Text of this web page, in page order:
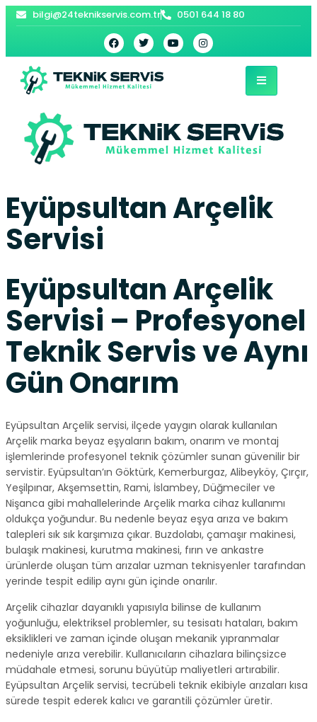
bilgi@24teknikservis.com.tr 0501 644 18 80
Eyüpsultan Arçelik
Servisi
Eyüpsultan Arçelik
Servisi – Profesyonel
Teknik Servis ve Aynı
Gün Onarım
Eyüpsultan Arçelik servisi, ilçede yaygın olarak kullanılan
Arçelik marka beyaz eşyaların bakım, onarım ve montaj
işlemlerinde profesyonel teknik çözümler sunan güvenilir bir
servistir. Eyüpsultan’ın Göktürk, Kemerburgaz, Alibeyköy, Çırçır,
Yeşilpınar, Akşemsettin, Rami, İslambey, Düğmeciler ve
Nişanca gibi mahallelerinde Arçelik marka cihaz kullanımı
oldukça yoğundur. Bu nedenle beyaz eşya arıza ve bakım
talepleri sık sık karşımıza çıkar. Buzdolabı, çamaşır makinesi,
bulaşık makinesi, kurutma makinesi, fırın ve ankastre
ürünlerde oluşan tüm arızalar uzman teknisyenler tarafından
yerinde tespit edilip aynı gün içinde onarılır.
Arçelik cihazlar dayanıklı yapısıyla bilinse de kullanım
yoğunluğu, elektriksel problemler, su tesisatı hataları, bakım
eksiklikleri ve zaman içinde oluşan mekanik yıpranmalar
nedeniyle arıza verebilir. Kullanıcıların cihazlara bilinçsizce
müdahale etmesi, sorunu büyütüp maliyetleri artırabilir.
Eyüpsultan Arçelik servisi, tecrübeli teknik ekibiyle arızaları kısa
sürede tespit ederek kalıcı ve garantili çözümler üretir.